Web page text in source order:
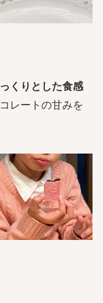
くりとした食感
レートの甘みを